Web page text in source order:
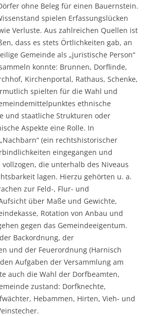
ohne Beleg für einen Bauernstein.
spielen Erfassungslücken
Verluste. Aus zahlreichen Quellen ist
dass es stets Örtlichkeiten gab, an
Gemeinde als „juristische Person“
konnte: Brunnen, Dorflinde,
Kirchenportal, Rathaus, Schenke,
spielten für die Wahl und
ethnische
und staatliche Strukturen oder
Aspekte eine Rolle. In
(ein rechtshistorischer
eingegangen und
die unterhalb des Niveaus
lagen. Hierzu gehörten u. a.
zur Feld-, Flur- und
über Maße und Gewichte,
Rotation von Anbau und
gegen das Gemeindeeigentum.
Backordnung, der
und der Feuerordnung (Harnisch
den Aufgaben der Versammlung am
auch die Wahl der Dorfbeamten,
zustand: Dorfknechte,
Hebammen, Hirten, Vieh- und